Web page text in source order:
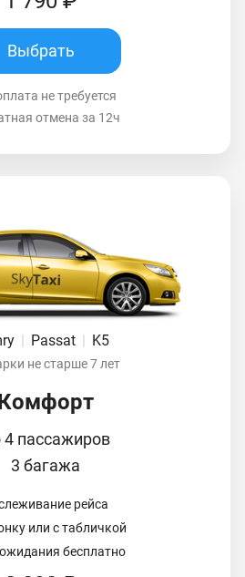
Выбрать
не требуется
отмена за 12ч
Passat K5
не старше 7 лет
4 пассажиров
3 багажа
рейса
или с табличкой
бесплатно